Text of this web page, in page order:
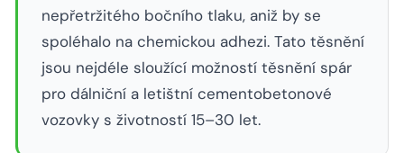
nepřetržitého bočního tlaku, aniž by se
spoléhalo na chemickou adhezi. Tato těsnění
jsou nejdéle sloužící možností těsnění spár
pro dálniční a letištní cementobetonové
vozovky s životností 15–30 let.